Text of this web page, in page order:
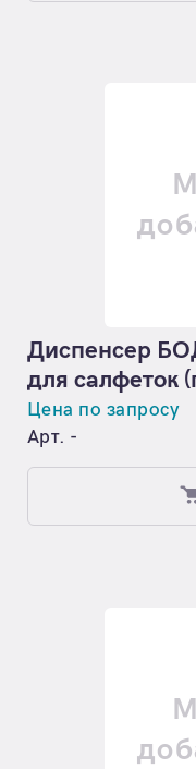
Диспенсер
для салфеток
Цена по запросу
Арт. -